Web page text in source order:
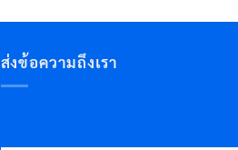
ส่งข้อความถึงเรา